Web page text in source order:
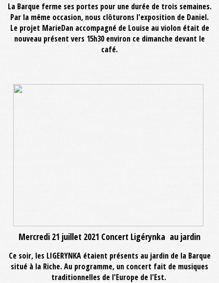
La Barque ferme ses portes pour une durée de trois semaines.
Par la même occasion, nous clôturons l'exposition de Daniel.
Le projet MarieDan accompagné de Louise au violon était de
nouveau présent vers 15h30 environ ce dimanche devant le
café.
Mercredi 21 juillet 2021 Concert Ligérynka au jardin
Ce soir, les LIGERYNKA étaient présents au jardin de la Barque
situé à la Riche. Au programme, un concert fait de musiques
traditionnelles de l'Europe de l'Est.